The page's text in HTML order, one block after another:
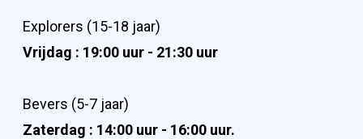
Explorers (15-18 jaar)
Vrijdag : 19:00 uur - 21:30 uur
Bevers (5-7 jaar)
Zaterdag : 14:00 uur - 16:00 uur.